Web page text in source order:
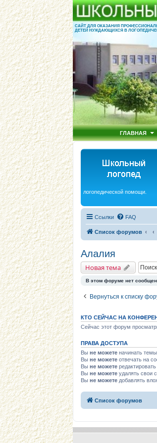
САЙТ ДЛЯ ОКАЗАНИЯ
ДЕТЕЙ НУЖДАЮЩИХСЯ В
ГЛАВНАЯ
логопедической помощи.
Ссылки FAQ
Список форумов
Алалия
Новая тема
В этом форуме нет
Вернуться к списку
КТО СЕЙЧАС НА
Сейчас этот форум
ПРАВА ДОСТУПА
Вы не можете начинать темы
Вы не можете отвечать на
Вы не можете
Вы не можете удалять свои
Вы не можете добавлять
Список форумов